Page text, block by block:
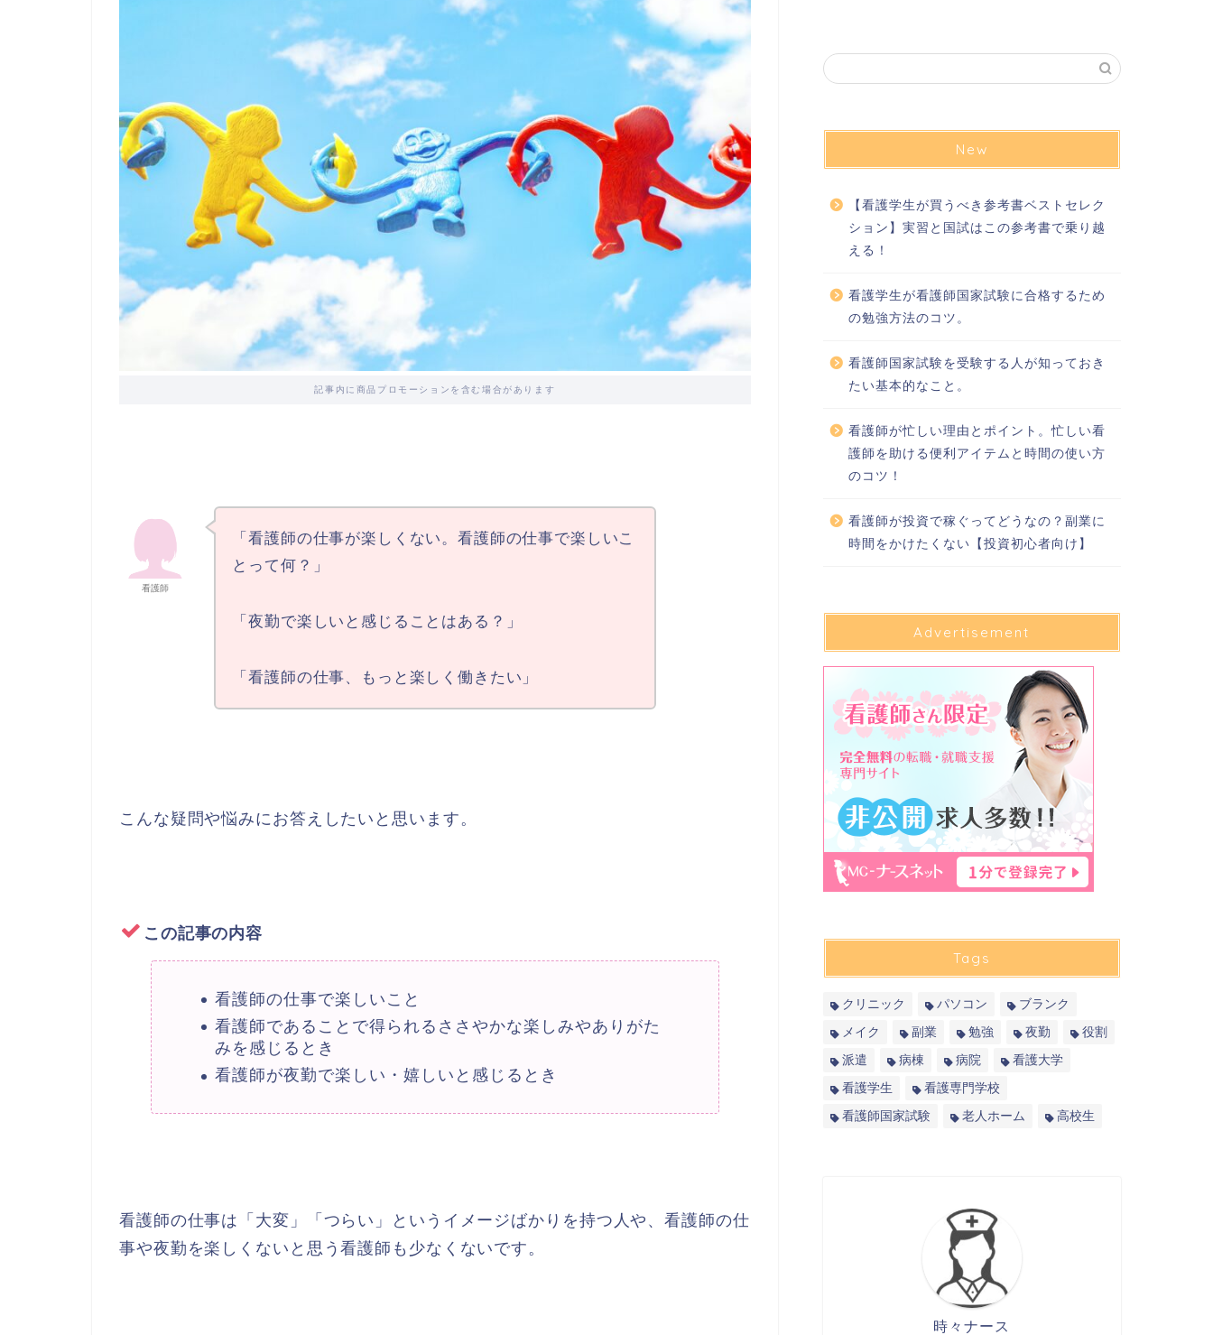
記事内に商品プロモーションを含む場合があります
看護師
「看護師の仕事が楽しくない。看護師の仕事で楽しいこ
とって何？」
「夜勤で楽しいと感じることはある？」
「看護師の仕事、もっと楽しく働きたい」
こんな疑問や悩みにお答えしたいと思います。
この記事の内容
看護師の仕事で楽しいこと
看護師であることで得られるささやかな楽しみやありがた
みを感じるとき
看護師が夜勤で楽しい・嬉しいと感じるとき
看護師の仕事は「大変」「つらい」というイメージばかりを持つ人や、看護師の仕
事や夜勤を楽しくないと思う看護師も少なくないです。
New
【看護学生が買うべき参考書ベストセレク
ション】実習と国試はこの参考書で乗り越
える！
看護学生が看護師国家試験に合格するため
の勉強方法のコツ。
看護師国家試験を受験する人が知っておき
たい基本的なこと。
看護師が忙しい理由とポイント。忙しい看
護師を助ける便利アイテムと時間の使い方
のコツ！
看護師が投資で稼ぐってどうなの？副業に
時間をかけたくない【投資初心者向け】
Advertisement
Tags
クリニック パソコン
ブランク
メイク
副業 勉強 夜勤
役割
派遣
病棟 病院
看護大学
看護学生
看護専門学校
看護師国家試験
老人ホーム 高校生
時々ナース